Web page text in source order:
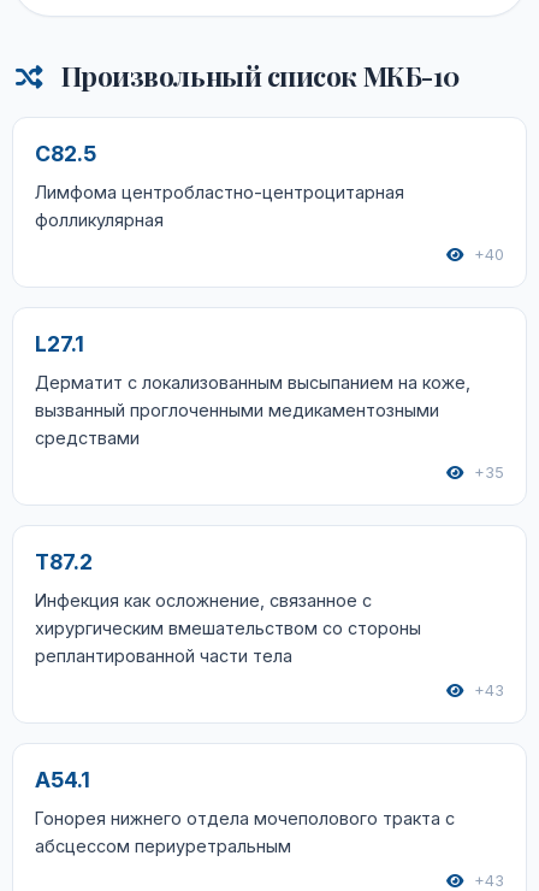
Произвольный список МКБ-10
C82.5
Лимфома центробластно-центроцитарная
фолликулярная
+40
L27.1
Дерматит с локализованным высыпанием на коже,
вызванный проглоченными медикаментозными
средствами
+35
T87.2
Инфекция как осложнение, связанное с
хирургическим вмешательством со стороны
реплантированной части тела
+43
A54.1
Гонорея нижнего отдела мочеполового тракта с
абсцессом периуретральным
+43